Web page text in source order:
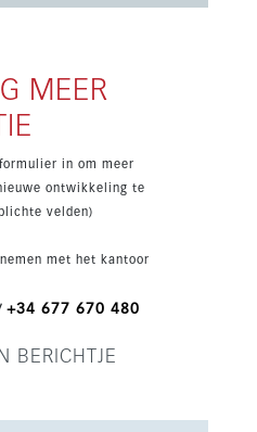
jaar door. Het
18 exclusieve
Oplevering staat
prijzen zijn exclusief 10%
MEER
in om meer
ontwikkeling te
velden)
met het kantoor
+34 677 670 480
BERICHTJE